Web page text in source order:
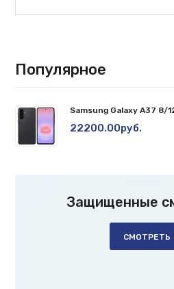
Популярное
Samsung Galaxy A37 8/
22200.00руб.
Защищенные
СМОТРЕТЬ